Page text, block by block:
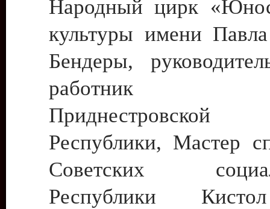
Народный цирк
культуры имени
Бендеры,
работник
Приднестровской
Республики, Мастер
Советских
Республики